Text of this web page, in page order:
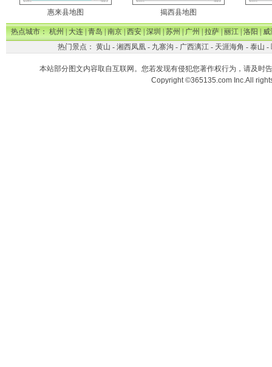
惠来县地图 揭西县地图
热点城市：杭州|大连|青岛|南京|西安|深圳|苏州|广州|拉萨|丽江|洛阳|威
热门景点： 黄山 - 湘西凤凰- 九寨沟 - 广西漓江- 天涯海角 - 泰山 -
本站部分图文内容取自互联网。您若发现有侵犯您著作权行为，请及时
Copyright ©365135.com Inc.All